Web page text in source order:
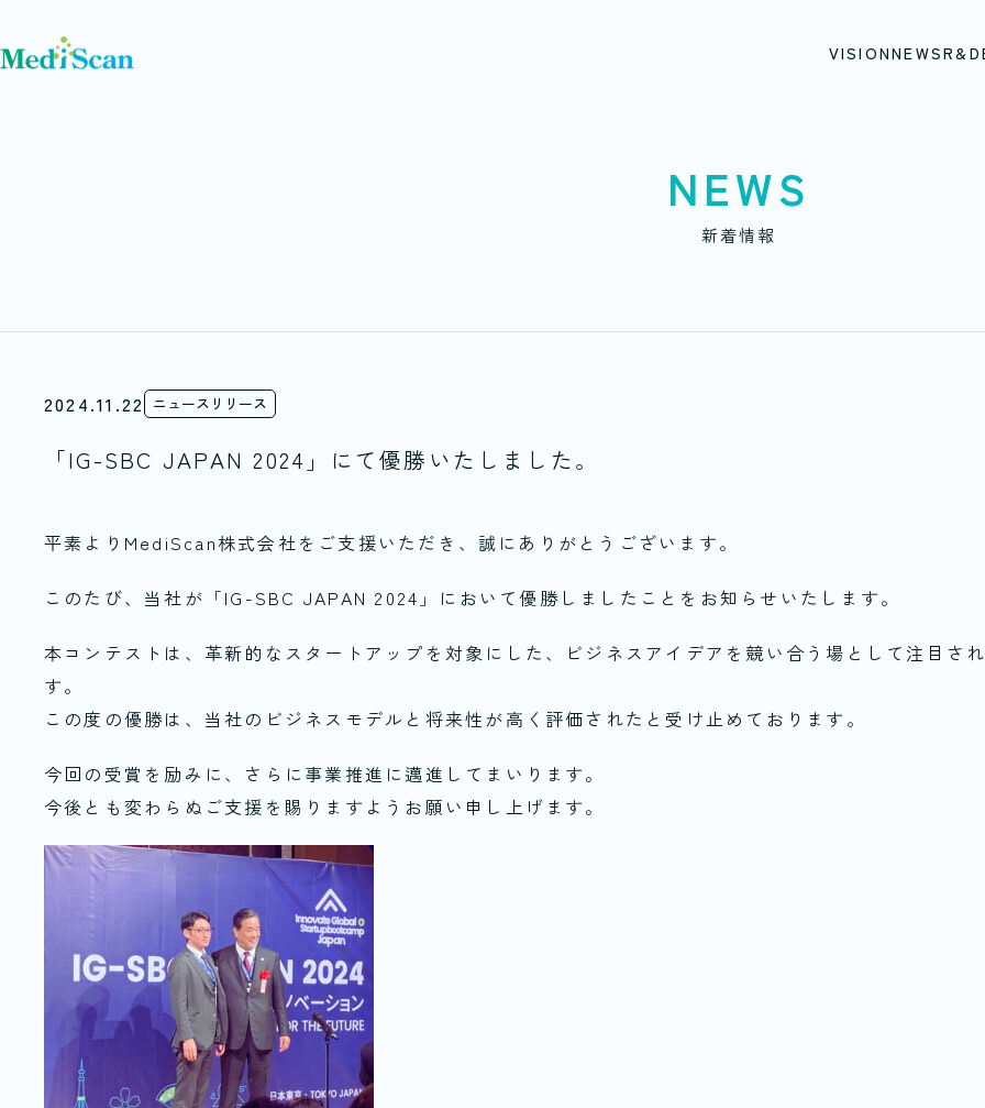
VISIONNEWSR&D
NEWS
新着情報
2024.11.22 ニュースリリース
「IG-SBC JAPAN 2024」にて優勝いたしました。
平素よりMediScan株式会社をご支援いただき、誠にありがとうございます。
このたび、当社が「IG-SBC JAPAN 2024」において優勝しましたことをお知らせいたします。
本コンテストは、革新的なスタートアップを対象にした、ビジネスアイデアを競い合う場として注目さ
す。
この度の優勝は、当社のビジネスモデルと将来性が高く評価されたと受け止めております。
今回の受賞を励みに、さらに事業推進に邁進してまいります。
今後とも変わらぬご支援を賜りますようお願い申し上げます。